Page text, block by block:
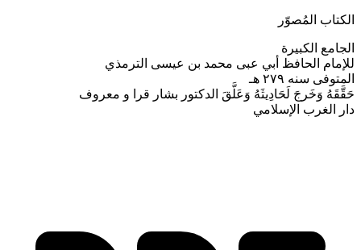
الكتاب المُصوّر
الجامع الكبيرة
للإمام الحافظ أبي عبى محمد بن عيسى الترمذي
المتوفى سنه ٢٧٩ هـ
حَقَّقَهُ وَخَرجَ لَحَادِيثَهُ وَعَلَّقَ الدكتور بشار قرا و معروف
دار الغرب الإسلامي